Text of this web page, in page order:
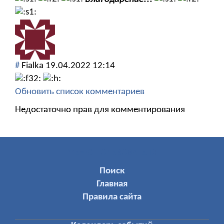
# Fialka 19.04.2022 12:14
Обновить список комментариев
Недостаточно прав для комментирования
Поиск
Главная
Правила сайта